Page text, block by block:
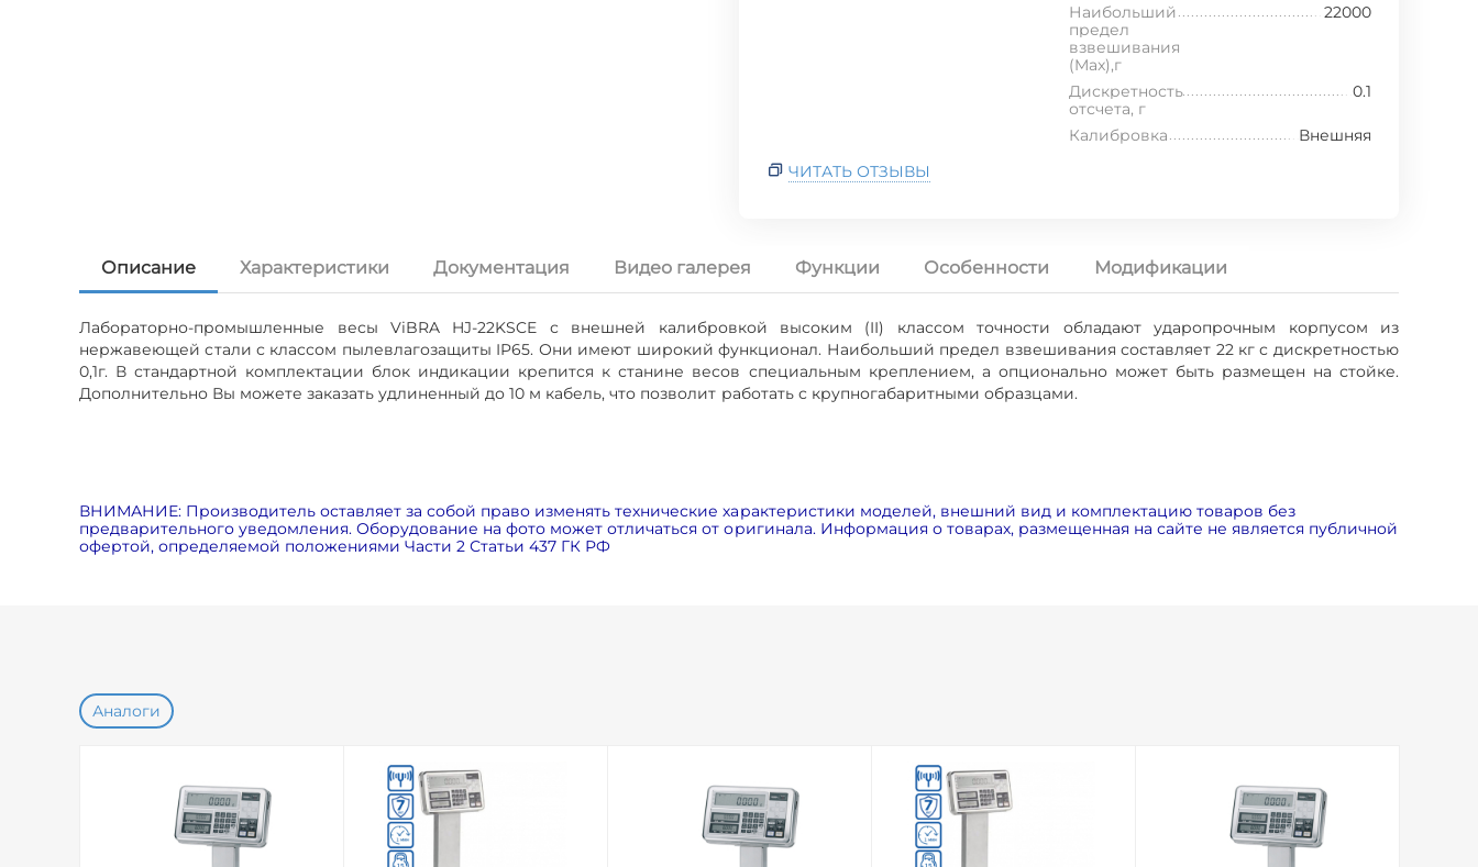
Наибольший
предел
взвешивания
(Max),г
22000
Дискретность
отсчета, г
0.1
Калибровка
Внешняя
ЧИТАТЬ ОТЗЫВЫ
Описание Характеристики Документация Видео галерея Функции Особенности Модификации
Лабораторно-промышленные весы ViBRA HJ-22KSCE с внешней калибровкой высоким (II) классом точности обладают ударопрочным корпусом из
нержавеющей стали с классом пылевлагозащиты IP65. Они имеют широкий функционал. Наибольший предел взвешивания составляет 22 кг с дискретностью
0,1г. В стандартной комплектации блок индикации крепится к станине весов специальным креплением, а опционально может быть размещен на стойке.
Дополнительно Вы можете заказать удлиненный до 10 м кабель, что позволит работать с крупногабаритными образцами.
ВНИМАНИЕ: Производитель оставляет за собой право изменять технические характеристики моделей, внешний вид и комплектацию товаров без
предварительного уведомления. Оборудование на фото может отличаться от оригинала. Информация о товарах, размещенная на сайте не является публичной
офертой, определяемой положениями Части 2 Статьи 437 ГК РФ
Аналоги